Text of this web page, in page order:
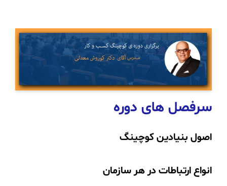
سرفصل های دوره
اصول بنیادین کوچینگ
انواع ارتباطات در هر سازمان